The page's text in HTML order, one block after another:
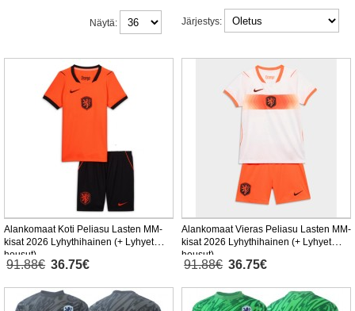
Järjestys:
Näytä:
Alankomaat Koti Peliasu Lasten MM-
kisat 2026 Lyhythihainen (+ Lyhyet
housut)
91.88€ 36.75€
Alankomaat Vieras Peliasu Lasten MM-
kisat 2026 Lyhythihainen (+ Lyhyet
housut)
91.88€ 36.75€